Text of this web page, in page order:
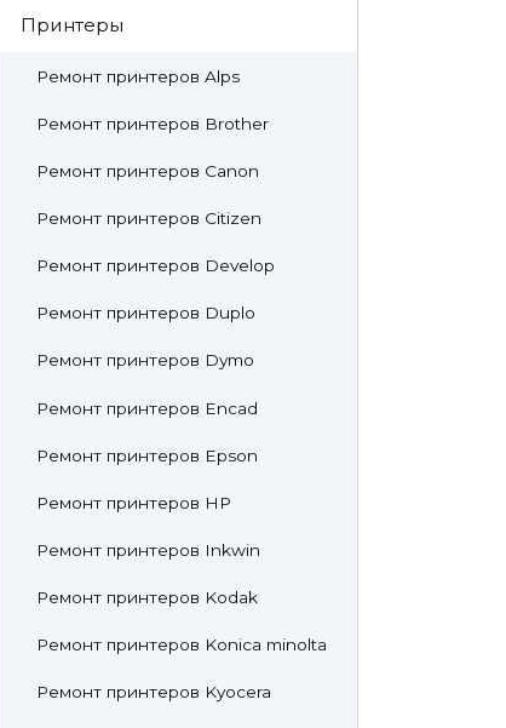
Принтеры
Ремонт принтеров Alps
Ремонт принтеров Brother
Ремонт принтеров Canon
Ремонт принтеров Citizen
Ремонт принтеров Develop
Ремонт принтеров Duplo
Ремонт принтеров Dymo
Ремонт принтеров Encad
Ремонт принтеров Epson
Ремонт принтеров HP
Ремонт принтеров Inkwin
Ремонт принтеров Kodak
Ремонт принтеров Konica minolta
Ремонт принтеров Kyocera